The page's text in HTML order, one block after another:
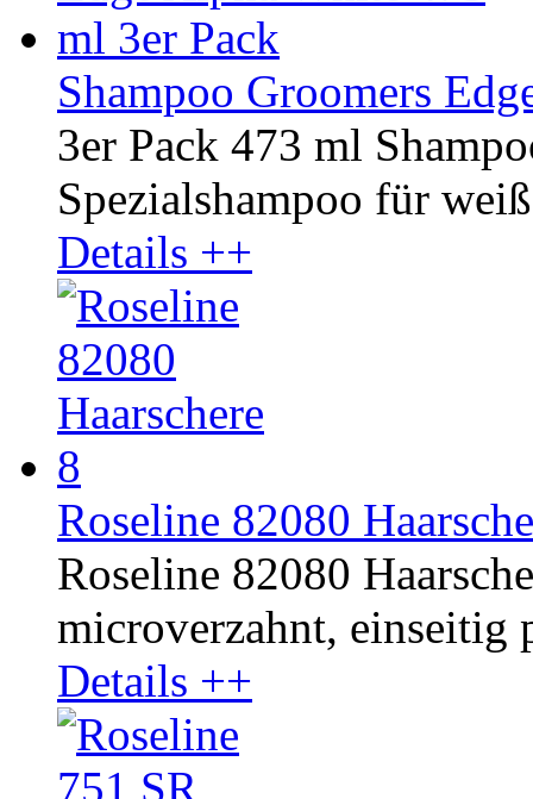
Shampoo Groomers
3er Pack 473 ml
Spezialshampoo für
Details ++
Roseline 82080
Roseline 82080
microverzahnt, einseitig
Details ++